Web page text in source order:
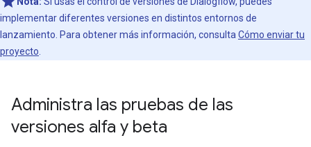
implementar diferentes versiones en distintos entornos de
lanzamiento. Para obtener más información, consulta Cómo enviar tu
proyecto
Administra las pruebas de las
versiones alfa y beta